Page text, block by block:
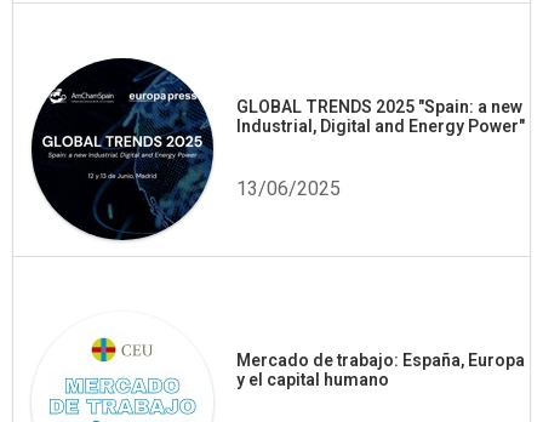
GLOBAL TRENDS 2025 "Spain: a new
Industrial, Digital and Energy Power"
13/06/2025
Mercado de trabajo: España, Europa
y el capital humano